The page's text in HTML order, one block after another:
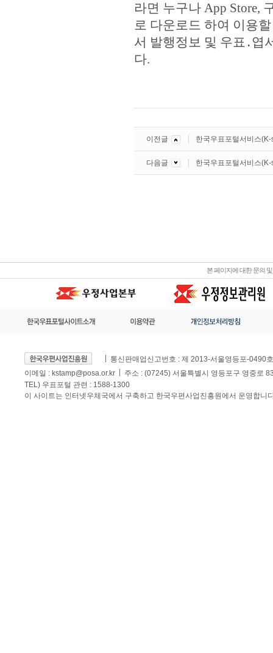
라면 누구나 App Store,
로 다운로드 하여 이용
서 발행정보 및 우표․엽
다.
이전글 한국우표포털서비스
다음글 한국우표포털서비스
본 페이지에 대한 문의
통신판매업신고번호 : 제 2013-서울영등포-0490호
이메일 : kstamp@posa.or.kr
주소 : (07245) 서울특별시 영등포구 영중로
TEL) 우표포털 관련 : 1588-1300
이 사이트는 인터넷우체국에서 구축하고 한국우편사업진흥원에서 운영합니